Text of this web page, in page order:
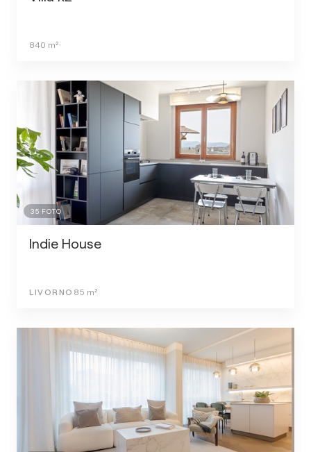
840 m²
35 FOTO
Indie House
LIVORNO 85 m²